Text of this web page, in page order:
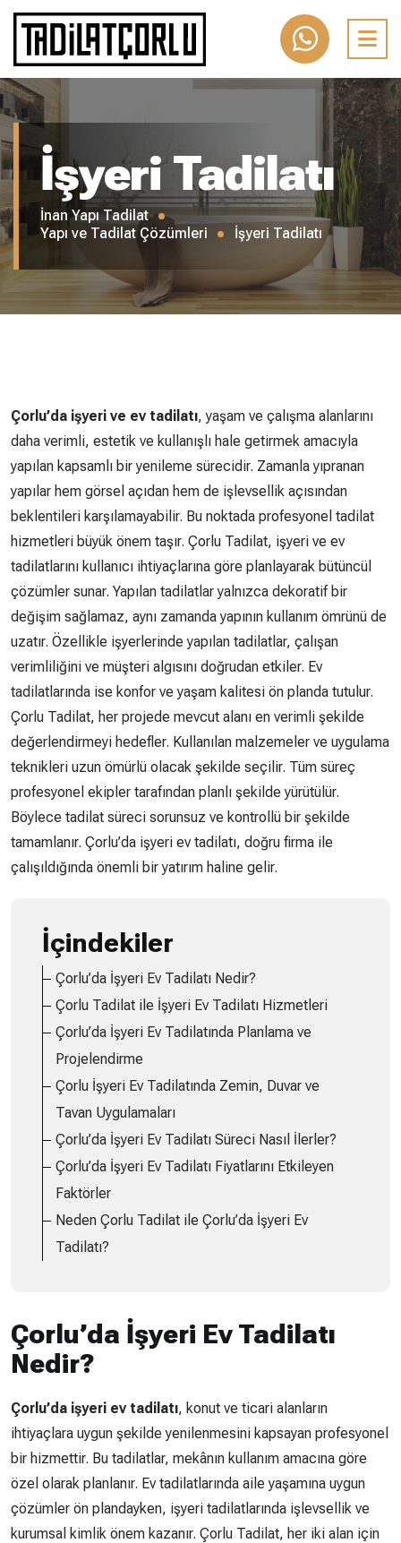
İşyeri Tadilatı
İnan Yapı Tadilat
Yapı ve Tadilat Çözümleri
İşyeri Tadilatı
Çorlu’da işyeri ve ev tadilatı, yaşam ve çalışma alanlarını
daha verimli, estetik ve kullanışlı hale getirmek amacıyla
yapılan kapsamlı bir yenileme sürecidir. Zamanla yıpranan
yapılar hem görsel açıdan hem de işlevsellik açısından
beklentileri karşılamayabilir. Bu noktada profesyonel tadilat
hizmetleri büyük önem taşır. Çorlu Tadilat, işyeri ve ev
tadilatlarını kullanıcı ihtiyaçlarına göre planlayarak bütüncül
çözümler sunar. Yapılan tadilatlar yalnızca dekoratif bir
değişim sağlamaz, aynı zamanda yapının kullanım ömrünü de
uzatır. Özellikle işyerlerinde yapılan tadilatlar, çalışan
verimliliğini ve müşteri algısını doğrudan etkiler. Ev
tadilatlarında ise konfor ve yaşam kalitesi ön planda tutulur.
Çorlu Tadilat, her projede mevcut alanı en verimli şekilde
değerlendirmeyi hedefler. Kullanılan malzemeler ve uygulama
teknikleri uzun ömürlü olacak şekilde seçilir. Tüm süreç
profesyonel ekipler tarafından planlı şekilde yürütülür.
Böylece tadilat süreci sorunsuz ve kontrollü bir şekilde
tamamlanır. Çorlu’da işyeri ev tadilatı, doğru firma ile
çalışıldığında önemli bir yatırım haline gelir.
İçindekiler
Çorlu’da İşyeri Ev Tadilatı Nedir?
Çorlu Tadilat ile İşyeri Ev Tadilatı Hizmetleri
Çorlu’da İşyeri Ev Tadilatında Planlama ve
Projelendirme
Çorlu İşyeri Ev Tadilatında Zemin, Duvar ve
Tavan Uygulamaları
Çorlu’da İşyeri Ev Tadilatı Süreci Nasıl İlerler?
Çorlu’da İşyeri Ev Tadilatı Fiyatlarını Etkileyen
Faktörler
Neden Çorlu Tadilat ile Çorlu’da İşyeri Ev
Tadilatı?
Çorlu’da İşyeri Ev Tadilatı
Nedir?
Çorlu’da işyeri ev tadilatı, konut ve ticari alanların
ihtiyaçlara uygun şekilde yenilenmesini kapsayan profesyonel
bir hizmettir. Bu tadilatlar, mekânın kullanım amacına göre
özel olarak planlanır. Ev tadilatlarında aile yaşamına uygun
çözümler ön plandayken, işyeri tadilatlarında işlevsellik ve
kurumsal kimlik önem kazanır. Çorlu Tadilat, her iki alan için